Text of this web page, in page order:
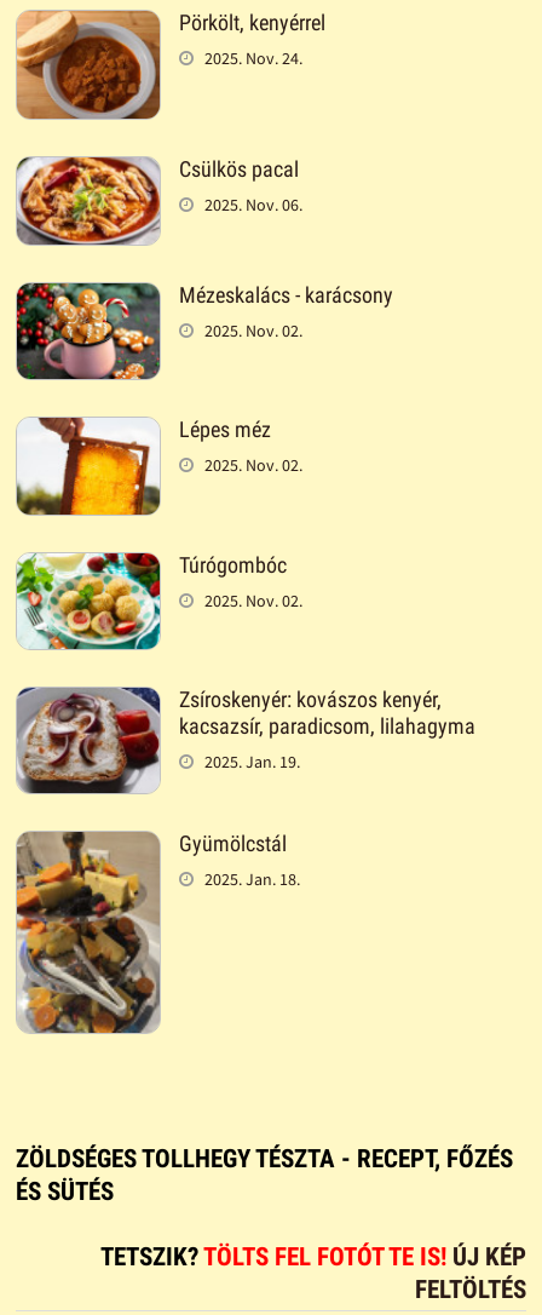
Pörkölt, kenyérrel
2025. Nov. 24.
Csülkös pacal
2025. Nov. 06.
Mézeskalács - karácsony
2025. Nov. 02.
Lépes méz
2025. Nov. 02.
Túrógombóc
2025. Nov. 02.
Zsíroskenyér: kovászos kenyér,
kacsazsír, paradicsom, lilahagyma
2025. Jan. 19.
Gyümölcstál
2025. Jan. 18.
ZÖLDSÉGES TOLLHEGY TÉSZTA - RECEPT, FŐZÉS
ÉS SÜTÉS
TETSZIK?TÖLTS FEL FOTÓT TE IS! ÚJ KÉP
FELTÖLTÉS